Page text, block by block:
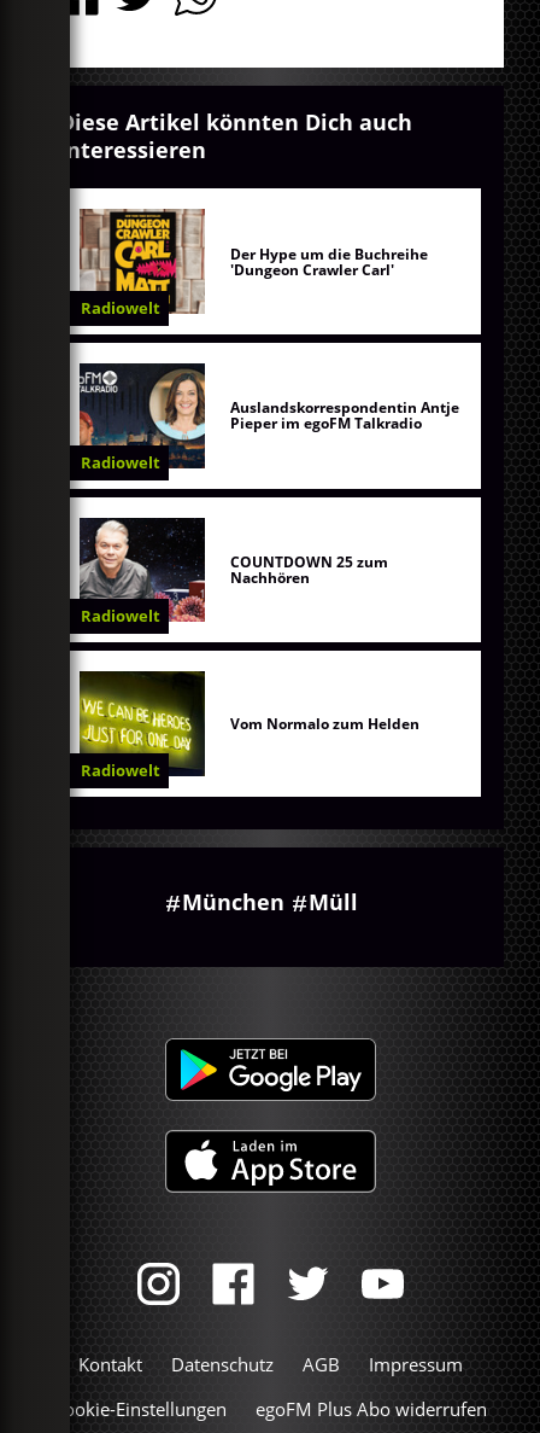
Diese Artikel könnten Dich auch
interessieren
Radiowelt
Der Hype um die Buchreihe
'Dungeon Crawler Carl'
Radiowelt
Auslandskorrespondentin Antje
Pieper im egoFM Talkradio
Radiowelt
COUNTDOWN 25 zum
Nachhören
Radiowelt
Vom Normalo zum Helden
München Müll
Kontakt Datenschutz AGB
Impressum
Cookie-Einstellungen
egoFM Plus Abo widerrufen